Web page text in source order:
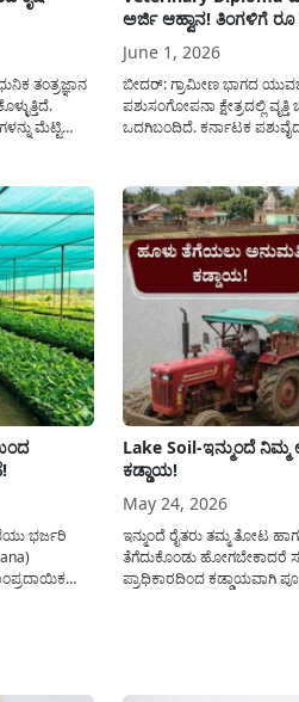
ತಂತ್ರಜ್ಞಾನ
ಮೆಟ್ಟಿ
ಅರ್ಜಿ ಆಹ್ವಾನ! ತಿಂಗಳಿಗೆ ರೂ
June 1, 2026
ಬೀದರ್: ಗ್ರಾಮೀಣ ಭಾಗದ
ಪಶುಸಂಗೋಪನಾ ಕ್ಷೇತ್ರದಲ್ಲಿ
ಒದಗಿಬಂದಿದೆ. ಕರ್ನಾಟಕ
ಪ್ರವೇಶಾತಿಗಾಗಿ ಅಧಿಕೃತವಾಗಿ
ಅರ್ಜಿಗಳನ್ನು ಆಹ್ವಾನಿಸಿದೆ....
ಭರ್ಜರಿ
Lake Soil-ಇನ್ಮುಂದೆ
ಕಡ್ಡಾಯ!
May 24, 2026
ಇನ್ಮುಂದೆ ರೈತರು ತಮ್ಮ ತೋಟ
ತೆಗೆದುಕೊಂಡು ಹೋಗಬೇಕಾದರೆ
ಪ್ರಾಧಿಕಾರದಿಂದ ಕಡ್ಡಾಯವಾಗಿ